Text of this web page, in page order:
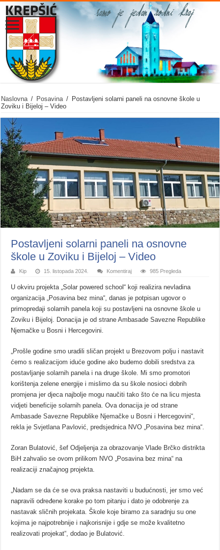
Naslovna / Posavina / Postavljeni solarni paneli na osnovne škole u
Zoviku i Bijeloj – Video
Postavljeni solarni paneli na osnovne
škole u Zoviku i Bijeloj – Video
Kip 15. listopada 2024. Komentiraj 985 Pregleda
U okviru projekta „Solar powered school“ koji realizira nevladina
organizacija „Posavina bez mina“, danas je potpisan ugovor o
primopredaji solarnih panela koji su postavljeni na osnovne škole u
Zoviku i Bijeloj. Donacija je od strane Ambasade Savezne Republike
Njemačke u Bosni i Hercegovini.
„Prošle godine smo uradili sličan projekt u Brezovom polju i nastavit
ćemo s realizacijom iduće godine ako budemo dobili sredstva za
postavljanje solarnih panela i na druge škole. Mi smo promotori
korištenja zelene energije i mislimo da su škole nosioci dobrih
promjena jer djeca najbolje mogu naučiti tako što će na licu mjesta
vidjeti beneficije solarnih panela. Ova donacija je od strane
Ambasade Savezne Republike Njemačke u Bosni i Hercegovini“,
rekla je Svjetlana Pavlović, predsjednica NVO „Posavina bez mina“.
Zoran Bulatović, šef Odjeljenja za obrazovanje Vlade Brčko distrikta
BiH zahvalio se ovom prilikom NVO „Posavina bez mina“ na
realizaciji značajnog projekta.
„Nadam se da će se ova praksa nastaviti u budućnosti, jer smo već
napravili određene korake po tom pitanju i dato je odobrenje za
nastavak sličnih projekata. Škole koje biramo za saradnju su one
kojima je najpotrebnije i najkorisnije i gdje se može kvalitetno
realizovati projekat“, dodao je Bulatović.